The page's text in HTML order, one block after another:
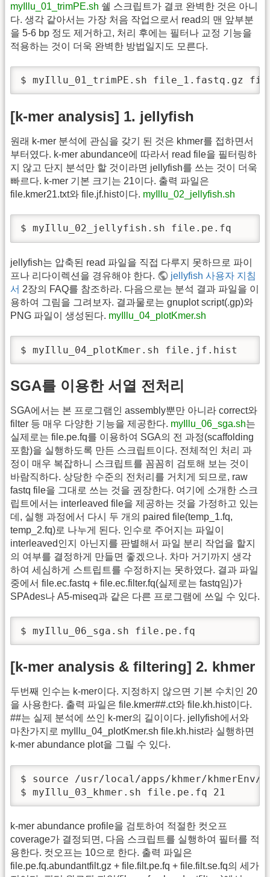
myIllu_01_trimPE.sh 쉘 스크립트가 결코 완벽한 것은 아니
다. 생각 같아서는 가장 처음 작업으로서 read의 맨 앞부분
을 5-6 bp 정도 제거하고, 처리 후에는 필터나 교정 기능을
적용하는 것이 더욱 완벽한 방법일지도 모른다.
$ myIllu_01_trimPE.sh file_1.fastq.gz
[k-mer analysis] 1. jellyfish
원래 k-mer 분석에 관심을 갖기 된 것은 khmer를 접하면서
부터였다. k-mer abundance에 따라서 read file을 필터링하
지 않고 단지 분석만 할 것이라면 jellyfish를 쓰는 것이 더욱
빠르다. k-mer 기본 크기는 21이다. 출력 파일은
file.kmer21.txt와 file.jf.hist이다. myIllu_02_jellyfish.sh
$ myIllu_02_jellyfish.sh file.pe.fq
jellyfish는 압축된 read 파일을 직접 다루지 못하므로 파이
프나 리다이렉션을 경유해야 한다.
jellyfish 사용자 지침
서 2장의 FAQ를 참조하라. 다음으로는 분석 결과 파일을 이
용하여 그림을 그려보자. 결과물로는 gnuplot script(.gp)와
PNG 파일이 생성된다. myIllu_04_plotKmer.sh
$ myIllu_04_plotKmer.sh file.jf.hist
SGA를 이용한 서열 전처리
SGA에서는 본 프로그램인 assembly뿐만 아니라 correct와
filter 등 매우 다양한 기능을 제공한다. myIllu_06_sga.sh는
실제로는 file.pe.fq를 이용하여 SGA의 전 과정(scaffolding
포함)을 실행하도록 만든 스크립트이다. 전체적인 처리 과
정이 매우 복잡하니 스크립트를 꼼꼼히 검토해 보는 것이
바람직하다. 상당한 수준의 전처리를 거치게 되므로, raw
fastq file을 그대로 쓰는 것을 권장한다. 여기에 소개한 스크
립트에서는 interleaved file을 제공하는 것을 가정하고 있는
데, 실행 과정에서 다시 두 개의 paired file(temp_1.fq,
temp_2.fq)로 나누게 된다. 인수로 주어지는 파일이
interleaved인지 아닌지를 판별해서 파일 분리 작업을 할지
의 여부를 결정하게 만들면 좋겠으나. 차마 거기까지 생각
하여 세심하게 스트립트를 수정하지는 못하였다. 결과 파일
중에서 file.ec.fastq + file.ec.filter.fq(실제로는 fastq임)가
SPAdes나 A5-miseq과 같은 다른 프로그램에 쓰일 수 있다.
$ myIllu_06_sga.sh file.pe.fq
[k-mer analysis & filtering] 2. khmer
두번째 인수는 k-mer이다. 지정하지 않으면 기본 수치인 20
을 사용한다. 출력 파일은 file.kmer##.ct와 file.kh.hist이다.
##는 실제 분석에 쓰인 k-mer의 길이이다. jellyfish에서와
마찬가지로 myIllu_04_plotKmer.sh file.kh.hist라 실행하면
k-mer abundance plot을 그릴 수 있다.
$ source /usr/local/apps/khmer/
$ myIllu_03_khmer.sh file.pe.fq 21
k-mer abundance profile을 검토하여 적절한 컷오프
coverage가 결정되면, 다음 스크립트를 실행하여 필터를 적
용한다. 컷오프는 10으로 한다. 출력 파일은
file.pe.fq.abundantfilt.gz + file.filt.pe.fq + file.filt.se.fq의 세가